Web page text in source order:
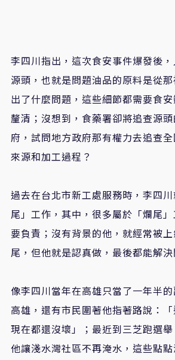
李四川指出，這次食安事件爆發後
源頭，也就是問題油品的原料是從
出了什麼問題，這些細節都需要食
釐清；沒想到，食藥署卻將追查源
府，試問地方政府那有權力去追查
來源和加工過程？
過去在台北市新工處服務時，李四
尾」工作，其中，很多屬於「爛尾
要負責；沒有背景的他，就經常被
尾，但他就是認真做，最後都能解決
像李四川當年在高雄只當了一年半
高雄，還有市民圍著他指著路說：
現在都還沒壞」；最近到三芝跑選
他讓淺水灣社區不再淹水，這些點